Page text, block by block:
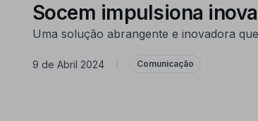
Socem impulsiona
Uma solução abrangente e inovadora
9 de Abril 2024 Comunicação